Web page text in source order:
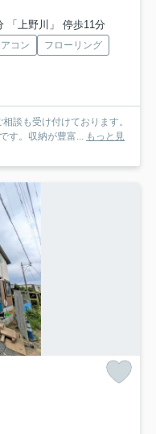
「上野川」 停歩11分
コン
フローリング
談も受け付けております。
す。収納が豊富... もっと見